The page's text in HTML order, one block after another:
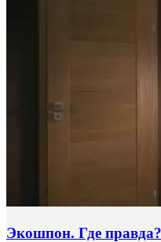
Экошпон. Где правда?